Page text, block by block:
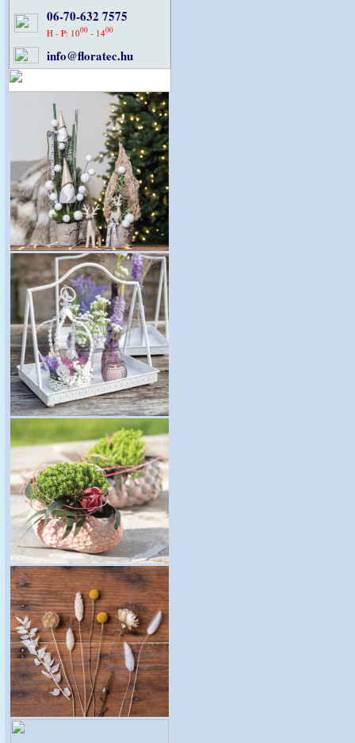
06-70-632 7575
H - P: 1000- 1400
info@floratec.hu